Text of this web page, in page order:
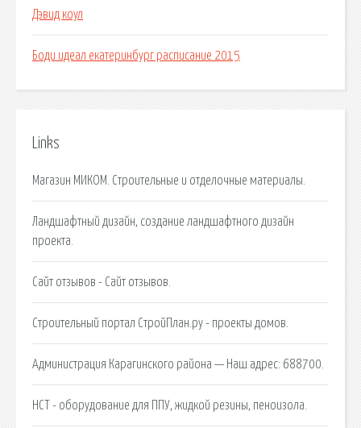
Дэвид коул
Боди идеал екатеринбург расписание 2015
Links
Магазин МИКОМ. Строительные и отделочные материалы.
Ландшафтный дизайн, создание ландшафтного дизайн
проекта.
Сайт отзывов - Сайт отзывов.
Строительный портал СтройПлан.ру - проекты домов.
Администрация Карагинского района — Наш адрес: 688700.
НСТ - оборудование для ППУ, жидкой резины, пеноизола.